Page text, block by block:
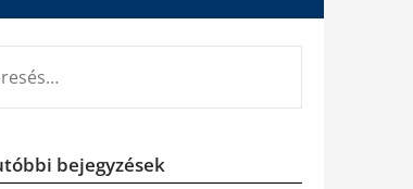
bejegyzések